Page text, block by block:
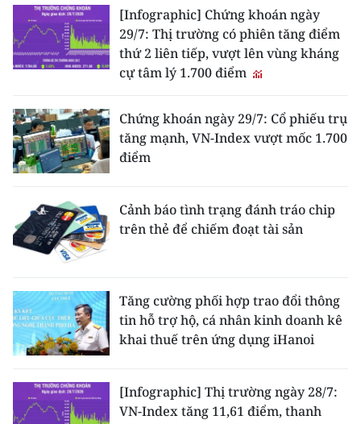
[Infographic] Chứng khoán ngày
29/7: Thị trường có phiên tăng điểm
thứ 2 liên tiếp, vượt lên vùng kháng
cự tâm lý 1.700 điểm
Chứng khoán ngày 29/7: Cổ phiếu trụ
tăng mạnh, VN-Index vượt mốc 1.700
điểm
Cảnh báo tình trạng đánh tráo chip
trên thẻ để chiếm đoạt tài sản
Tăng cường phối hợp trao đổi thông
tin hỗ trợ hộ, cá nhân kinh doanh kê
khai thuế trên ứng dụng iHanoi
[Infographic] Thị trường ngày 28/7:
VN-Index tăng 11,61 điểm, thanh